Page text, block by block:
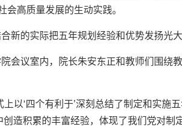
会高质量发展的生动实践。
新的实际把五年规划经验和优势发扬光大
会议室内，院长朱安东正和教师们围绕
以‘四个有利于’深刻总结了制定和实施
创造积累的丰富经验，体现了我们党对制